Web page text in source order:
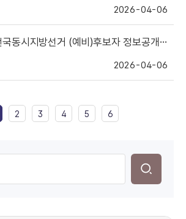
2026-04-06
지방선거 (예비)후보자 정보공개대상 서류 공개시기 안내
2026-04-06
2 3 4 5 6